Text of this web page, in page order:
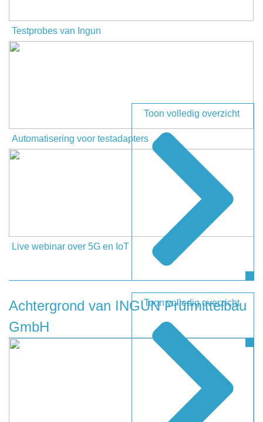
Uw vraag
Testprobes van Ingun
Automatisering voor testadapters
Live webinar over 5G en IoT
Toon volledig overzicht
Achtergrond van INGUN Prüfmittelbau
GmbH
Toon volledig overzicht